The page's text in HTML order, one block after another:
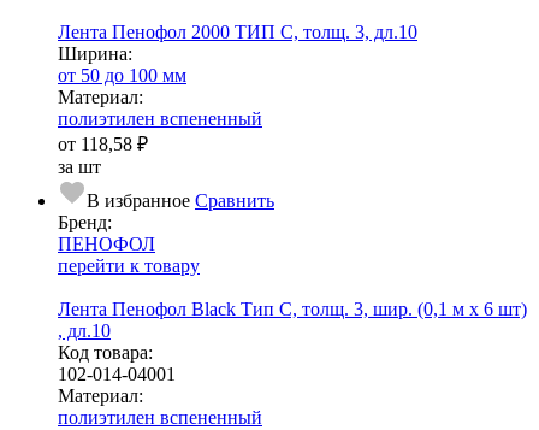
Лента Пенофол 2000 ТИП C, толщ. 3, дл.10
Ширина:
от 50 до 100 мм
Ма­­те­­ри­­ал:
полиэтилен вспененный
от 118,58 ₽
за шт
В избранное Сравнить
Бренд:
ПЕНОФОЛ
перейти к товару
Лента Пенофол Black Тип C, толщ. 3, шир. (0,1 м х 6 шт)
, дл.10
Код товара:
102-014-04001
Ма­­те­­ри­­ал:
полиэтилен вспененный